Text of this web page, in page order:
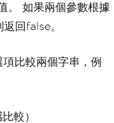
。 如果兩個參數根據
回false。
比較兩個字串，例
較）